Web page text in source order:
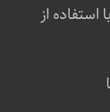
استفاده از